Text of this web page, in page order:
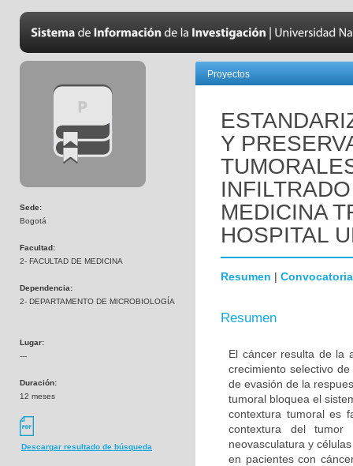
Sede:
Bogotá
Facultad:
2- FACULTAD DE MEDICINA
Dependencia:
2- DEPARTAMENTO DE MICROBIOLOGÍA
Lugar:
---
Duración:
12 meses
Descargar resultado de búsqueda
Proyectos
Y
MEDICINA
HOSPITAL
Resumen | Convocatoria
Resumen
El cáncer resulta de la
crecimiento selectivo
de evasión de la
tumoral bloquea el
contextura tumoral es
contextura del tumor
neovasculatura y
en pacientes con